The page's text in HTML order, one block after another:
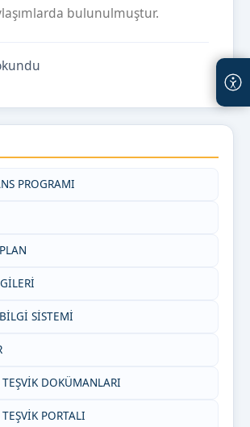
bulunulmuştur.
PROGRAMI
SİSTEMİ
DOKÜMANLARI
PORTALI